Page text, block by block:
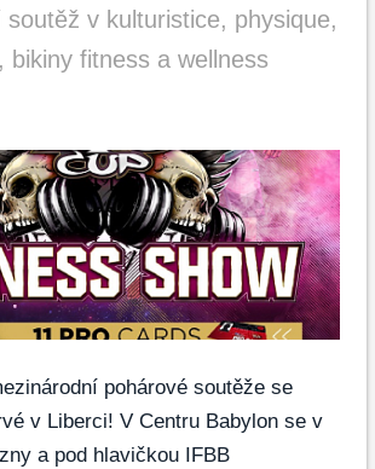
soutěž v kulturistice, physique,
bikiny fitness a wellness
pohárové soutěže se
v Liberci! V Centru Babylon se v
a pod hlavičkou IFBB